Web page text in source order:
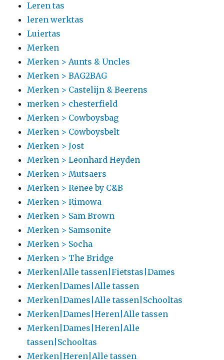
Leren tas
leren werktas
Luiertas
Merken
Merken > Aunts & Uncles
Merken > BAG2BAG
Merken > Castelijn & Beerens
merken > chesterfield
Merken > Cowboysbag
Merken > Cowboysbelt
Merken > Jost
Merken > Leonhard Heyden
Merken > Mutsaers
Merken > Renee by C&B
Merken > Rimowa
Merken > Sam Brown
Merken > Samsonite
Merken > Socha
Merken > The Bridge
Merken|Alle tassen|Fietstas|Dames
Merken|Dames|Alle tassen
Merken|Dames|Alle tassen|Schooltas
Merken|Dames|Heren|Alle tassen
Merken|Dames|Heren|Alle
tassen|Schooltas
Merken|Heren|Alle tassen